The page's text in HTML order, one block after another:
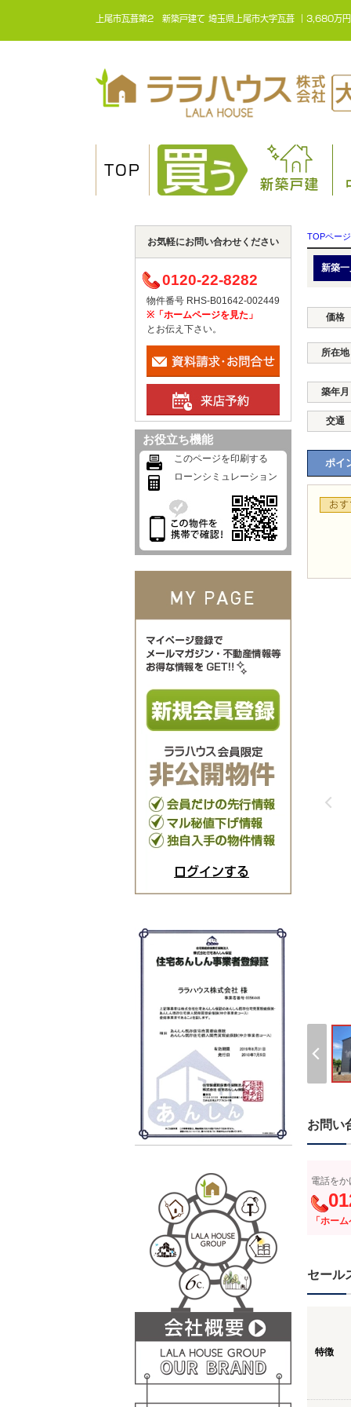
上尾市瓦葺第2 新築戸建て 埼玉県上尾市大字瓦葺 ｜3,680万
TOP
新築戸建
TOPページ
新築
価格
所在地
築年月
交通
ポイ
お問い
電話を
「ホー
セール
特徴
お気軽にお問い合わせください
0120-22-8282
物件番号 RHS-B01642-002449
※「ホームページを見た」
とお伝え下さい。
お役立ち機能
このページを印刷する
ローンシミュレーション
ログインする